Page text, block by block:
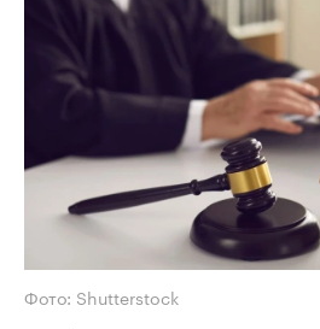
Фото: Shutterstock